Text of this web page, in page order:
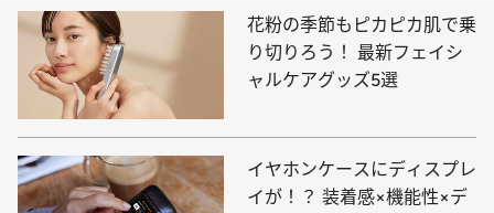
花粉の季節もピカピカ肌で乗
り切りろう！ 最新フェイシ
ャルケアグッズ5選
イヤホンケースにディスプレ
イが！？ 装着感×機能性×デ